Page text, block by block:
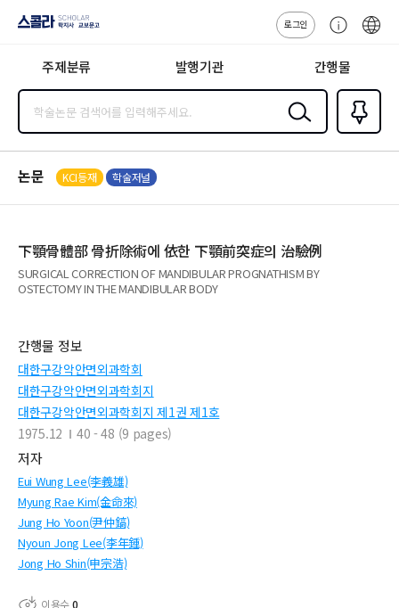
지사·교보문고
로그인
센
주제분류 발행기관 간행물
검색
즐겨찾
기0
논문 KCI등재 학술저널
下顎骨體部 骨折除術에 依한 下顎前突症의 治驗例
SURGICAL CORRECTION OF MANDIBULAR PROGNATHISM BY
OSTECTOMY IN THE MANDIBULAR BODY
간행물 정보
대한구강악안면외과학회
대한구강악안면외과학회지
대한구강악안면외과학회지 제1권 제1호
1975.12
40 - 48 (9 pages)
저자
Eui Wung Lee(李義雄)
Myung Rae Kim(金命來)
Jung Ho Yoon(尹仲鎬)
Nyoun Jong Lee(李年鍾)
Jong Ho Shin(申宗浩)
이용수0